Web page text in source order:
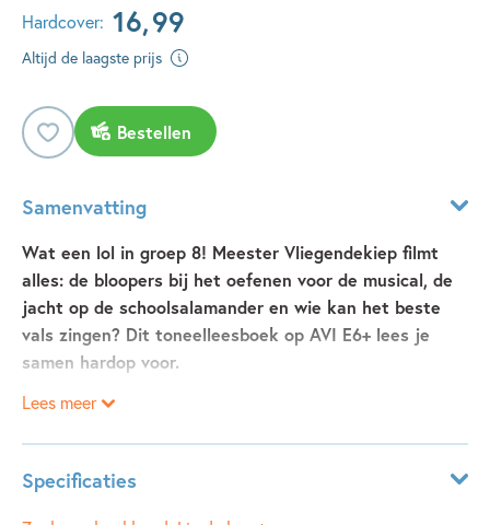
Hardcover: 16,99
Altijd de laagste prijs
Bestellen
Samenvatting
Wat een lol in groep 8! Meester Vliegendekiep filmt
alles: de bloopers bij het oefenen voor de musical, de
jacht op de schoolsalamander en wie kan het beste
vals zingen? Dit toneelleesboek op AVI E6+ lees je
samen hardop voor.
Je zult meester Vliegendekiep maar als meester hebben!
Victor Vliegendehond heet, plaatst regelmatig video’s op
zijn populaire kanaal op Tiptop. Handige uitlegvideo’s, maar
Lees meer
Specificaties